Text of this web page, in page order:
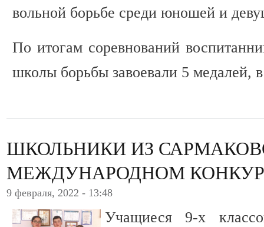
вольной борьбе среди юношей и
По итогам соревнований
школы борьбы завоевали 5 медалей,
ШКОЛЬНИКИ ИЗ
МЕЖДУНАРОДНОМ
9 февраля, 2022 - 13:48
Учащиеся 9-х